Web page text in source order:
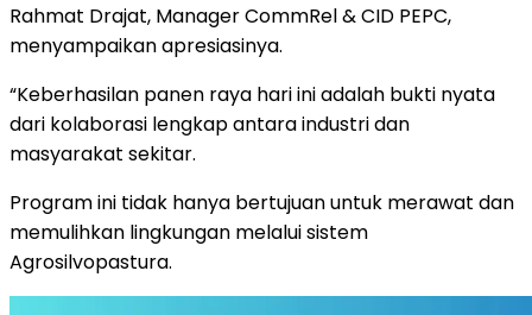
Rahmat Drajat, Manager CommRel & CID PEPC,
menyampaikan apresiasinya.
“Keberhasilan panen raya hari ini adalah bukti nyata
dari kolaborasi lengkap antara industri dan
masyarakat sekitar.
Program ini tidak hanya bertujuan untuk merawat dan
memulihkan lingkungan melalui sistem
Agrosilvopastura.